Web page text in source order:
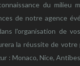
du milieu
de notre agence
l'organisation de
la réussite de votre
: Monaco, Nice,